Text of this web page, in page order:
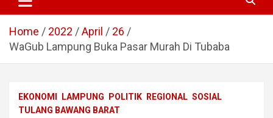
Home 2022 April
26
WaGub Lampung Buka Pasar Murah Di Tubaba
EKONOMI LAMPUNG POLITIK REGIONAL SOSIAL
TULANG BAWANG BARAT